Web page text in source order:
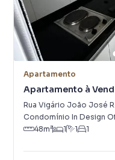
Apartamento
Apartamento à
Rua Vigário João José
Condomínio In Design
48m² 1 1 1